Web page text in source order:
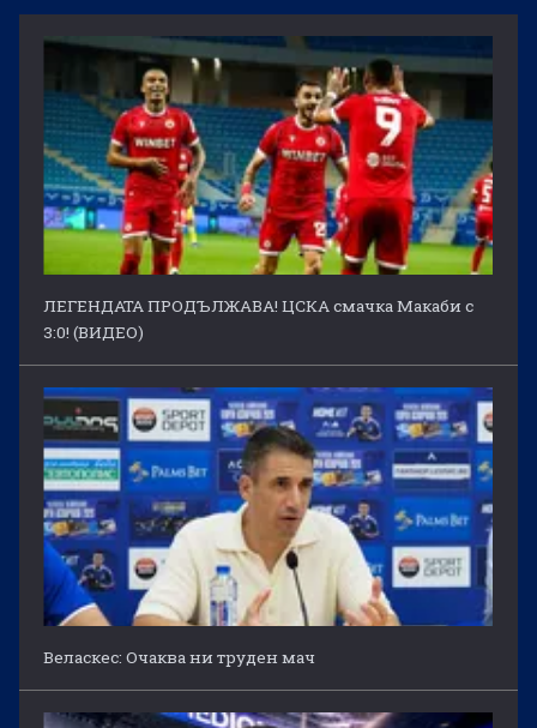
ЛЕГЕНДАТА ПРОДЪЛЖАВА! ЦСКА смачка Макаби с
3:0! (ВИДЕО)
Веласкес: Очаква ни труден мач